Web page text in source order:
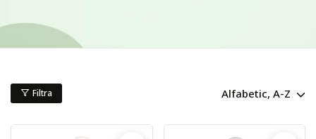
Filtra Alfabetic, A-Z